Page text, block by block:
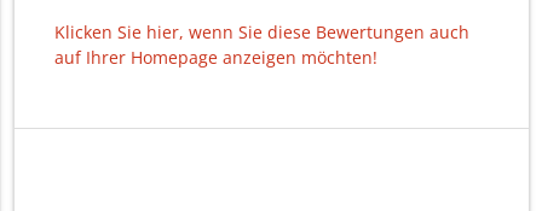
Klicken Sie hier, wenn Sie diese Bewertungen auch
auf Ihrer Homepage anzeigen möchten!